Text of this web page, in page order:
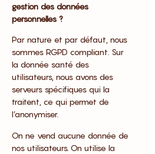
gestion des données
personnelles ?
Par nature et par défaut, nous
sommes RGPD compliant. Sur
la donnée santé des
utilisateurs, nous avons des
serveurs spécifiques qui la
traitent, ce qui permet de
l’anonymiser.
On ne vend aucune donnée de
nos utilisateurs. On utilise la